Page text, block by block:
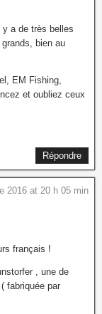
a de très belles
bien au
EM Fishing,
et oubliez ceux
Répondre
2016 at 20 h 05 min
français !
, une de
fabriquée par